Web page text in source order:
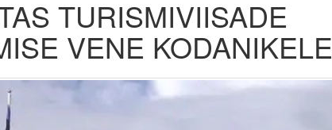
TURISMIVIISADE
VENE KODANIKELE